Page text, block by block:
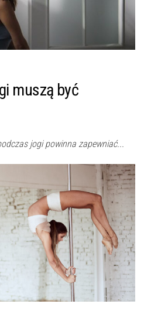
muszą być
jogi powinna zapewniać...